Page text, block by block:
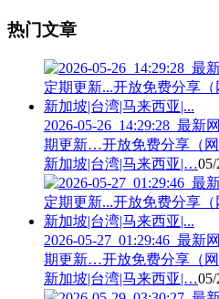
热门文章
2026-05-26_14:29:28_最
期更新…开放免费分享（
新加坡|台湾|马来西亚|…05/
2026-05-27_01:29:46_最
期更新…开放免费分享（
新加坡|台湾|马来西亚|…05/